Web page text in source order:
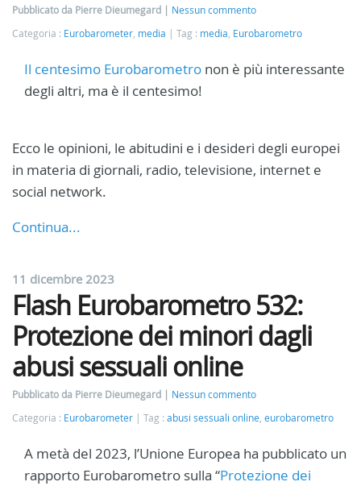
Pubblicato da Pierre Dieumegard
Nessun commento
Categoria : Eurobarometer media Tag : media Eurobarometro
Il centesimo Eurobarometro non è più interessante
degli altri, ma è il centesimo!
Ecco le opinioni, le abitudini e i desideri degli europei
in materia di giornali, radio, televisione, internet e
social network.
Continua...
11 dicembre 2023
Flash Eurobarometro 532:
Protezione dei minori dagli
abusi sessuali online
Pubblicato da Pierre Dieumegard
Nessun commento
Categoria : Eurobarometer Tag : abusi sessuali online eurobarometro
A metà del 2023, l’Unione Europea ha pubblicato un
rapporto Eurobarometro sulla “Protezione dei